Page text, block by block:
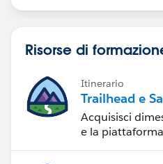
Risorse di
Itinerario
Trailhead e
Acquisisci
e la